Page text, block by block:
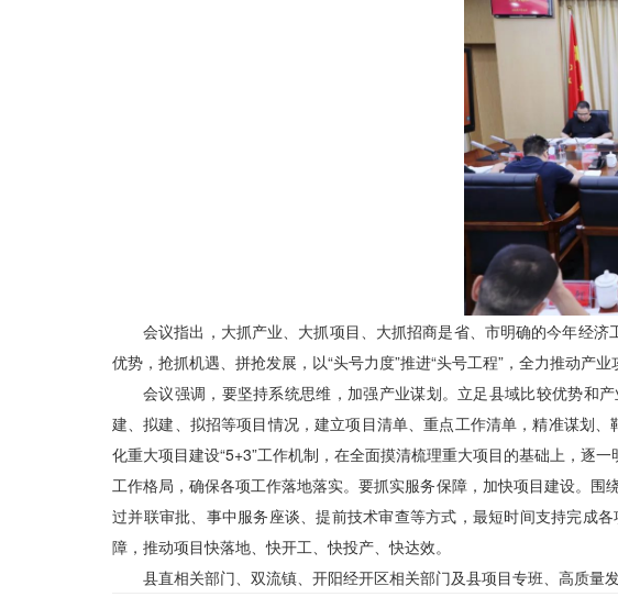
会议指出，大抓产业、大抓项目、大抓招商是省、市明确的今年经
优势，抢抓机遇、拼抢发展，以“头号力度”推进“头号工程”，全力推动产
会议强调，要坚持系统思维，加强产业谋划。立足县域比较优势和
建、拟建、拟招等项目情况，建立项目清单、重点工作清单，精准谋划
化重大项目建设“5+3”工作机制，在全面摸清梳理重大项目的基础上，逐
工作格局，确保各项工作落地落实。要抓实服务保障，加快项目建设。
过并联审批、事中服务座谈、提前技术审查等方式，最短时间支持完成
障，推动项目快落地、快开工、快投产、快达效。
县直相关部门、双流镇、开阳经开区相关部门及县项目专班、高质量